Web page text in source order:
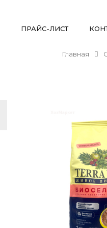
ПРАЙС-ЛИСТ
Главная